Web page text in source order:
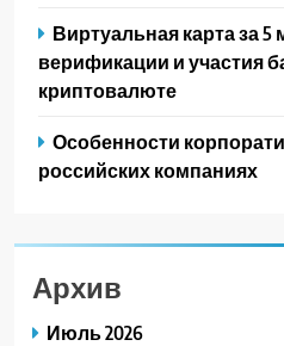
Виртуальная карта за 5
верификации и участия
криптовалюте
Особенности
российских компаниях
Архив
Июль 2026